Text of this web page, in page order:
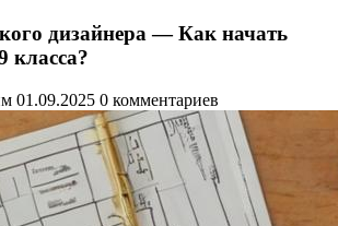
дизайнера — Как начать
класса?
01.09.2025 0 комментариев